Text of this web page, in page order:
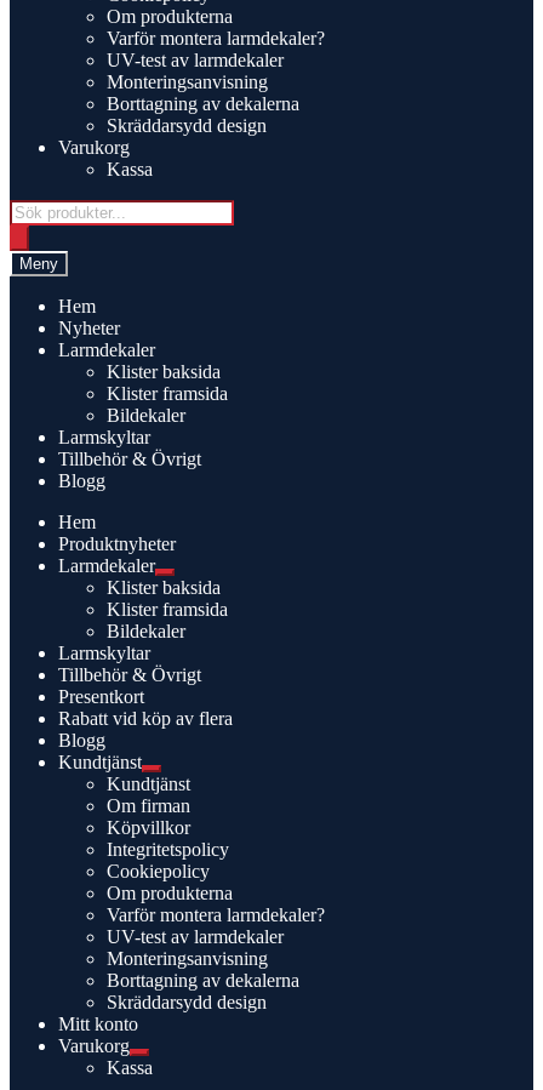
Om produkterna
Varför montera larmdekaler?
UV-test av larmdekaler
Monteringsanvisning
Borttagning av dekalerna
Skräddarsydd design
Varukorg
Kassa
Products
search
Meny
Hem
Nyheter
Larmdekaler
Klister baksida
Klister framsida
Bildekaler
Larmskyltar
Tillbehör & Övrigt
Blogg
Hem
Produktnyheter
Larmdekaler
Expandera
undermeny
Klister baksida
Klister framsida
Bildekaler
Larmskyltar
Tillbehör & Övrigt
Presentkort
Rabatt vid köp av flera
Blogg
Kundtjänst
Expandera
undermeny
Kundtjänst
Om firman
Köpvillkor
Integritetspolicy
Cookiepolicy
Om produkterna
Varför montera larmdekaler?
UV-test av larmdekaler
Monteringsanvisning
Borttagning av dekalerna
Skräddarsydd design
Mitt konto
Varukorg
Expandera
undermeny
Kassa